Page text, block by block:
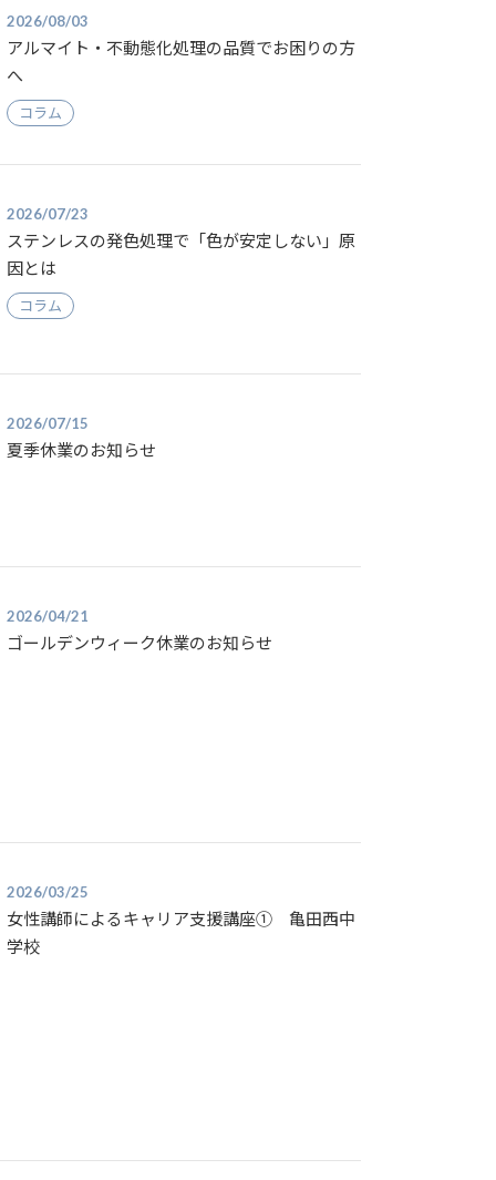
2026/08/03
アルマイト・不動態化処理の品質でお困りの方
へ
コラム
2026/07/23
ステンレスの発色処理で「色が安定しない」原
因とは
コラム
2026/07/15
夏季休業のお知らせ
2026/04/21
ゴールデンウィーク休業のお知らせ
2026/03/25
女性講師によるキャリア支援講座① 亀田西中
学校